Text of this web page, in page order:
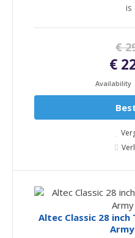
is
€
€
Availability
Altec Classic 28